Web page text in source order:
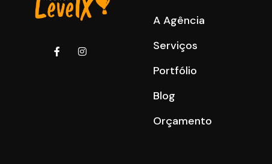
A Agência
Serviços
Portfólio
Blog
Orçamento